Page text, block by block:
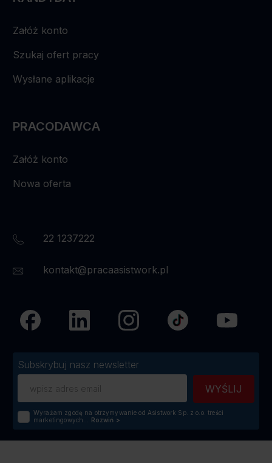
22 1237222
kontakt@pracaasistwork.pl
Załóż konto
Szukaj ofert pracy
Wysłane aplikacje
PRACODAWCA
Załóż konto
Nowa oferta
Subskrybuj nasz newsletter
Wyrażam zgodę na otrzymywanie od Asistwork Sp. z o.o. treści
marketingowych...
Rozwiń >